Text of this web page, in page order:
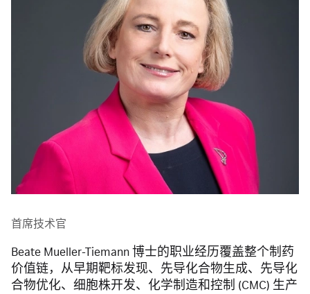
首席技术官
Beate Mueller-Tiemann 博士的职业经历覆盖整个制药
价值链，从早期靶标发现、先导化合物生成、先导化
合物优化、细胞株开发、化学制造和控制 (CMC) 生产